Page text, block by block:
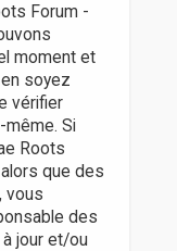
Forum -
moment et
soyez
vérifier
Si
Roots
que des
vous
des
jour et/ou